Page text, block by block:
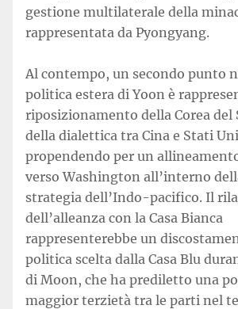
gestione multilaterale della
rappresentata da Pyongyang.
Al contempo, un secondo punto
politica estera di Yoon è
riposizionamento della Corea del
della dialettica tra Cina e Stati
propendendo per un
verso Washington all’interno
strategia dell’Indo-pacifico. Il
dell’alleanza con la Casa Bianca
rappresenterebbe un
politica scelta dalla Casa Blu
di Moon, che ha prediletto una
maggior terzietà tra le parti nel